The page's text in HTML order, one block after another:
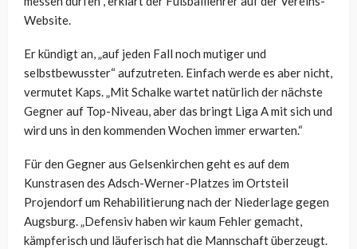
Website.
Er kündigt an, „auf jeden Fall noch mutiger und
selbstbewusster“ aufzutreten. Einfach werde es aber nicht,
vermutet Kaps. „Mit Schalke wartet natürlich der nächste
Gegner auf Top-Niveau, aber das bringt Liga A mit sich und
wird uns in den kommenden Wochen immer erwarten.“
Für den Gegner aus Gelsenkirchen geht es auf dem
Kunstrasen des Adsch-Werner-Platzes im Ortsteil
Projendorf um Rehabilitierung nach der Niederlage gegen
Augsburg. „Defensiv haben wir kaum Fehler gemacht,
kämpferisch und läuferisch hat die Mannschaft überzeugt.